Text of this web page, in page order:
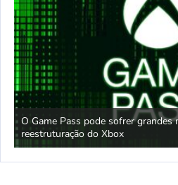
O Game Pass pode sofrer grandes
reestruturação do Xbox